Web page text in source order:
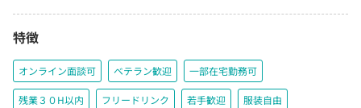
特徴
オンライン面談可 ベテラン歓迎 一部在宅勤務可
残業３０H以内 フリードリンク 若手歓迎 服装自由